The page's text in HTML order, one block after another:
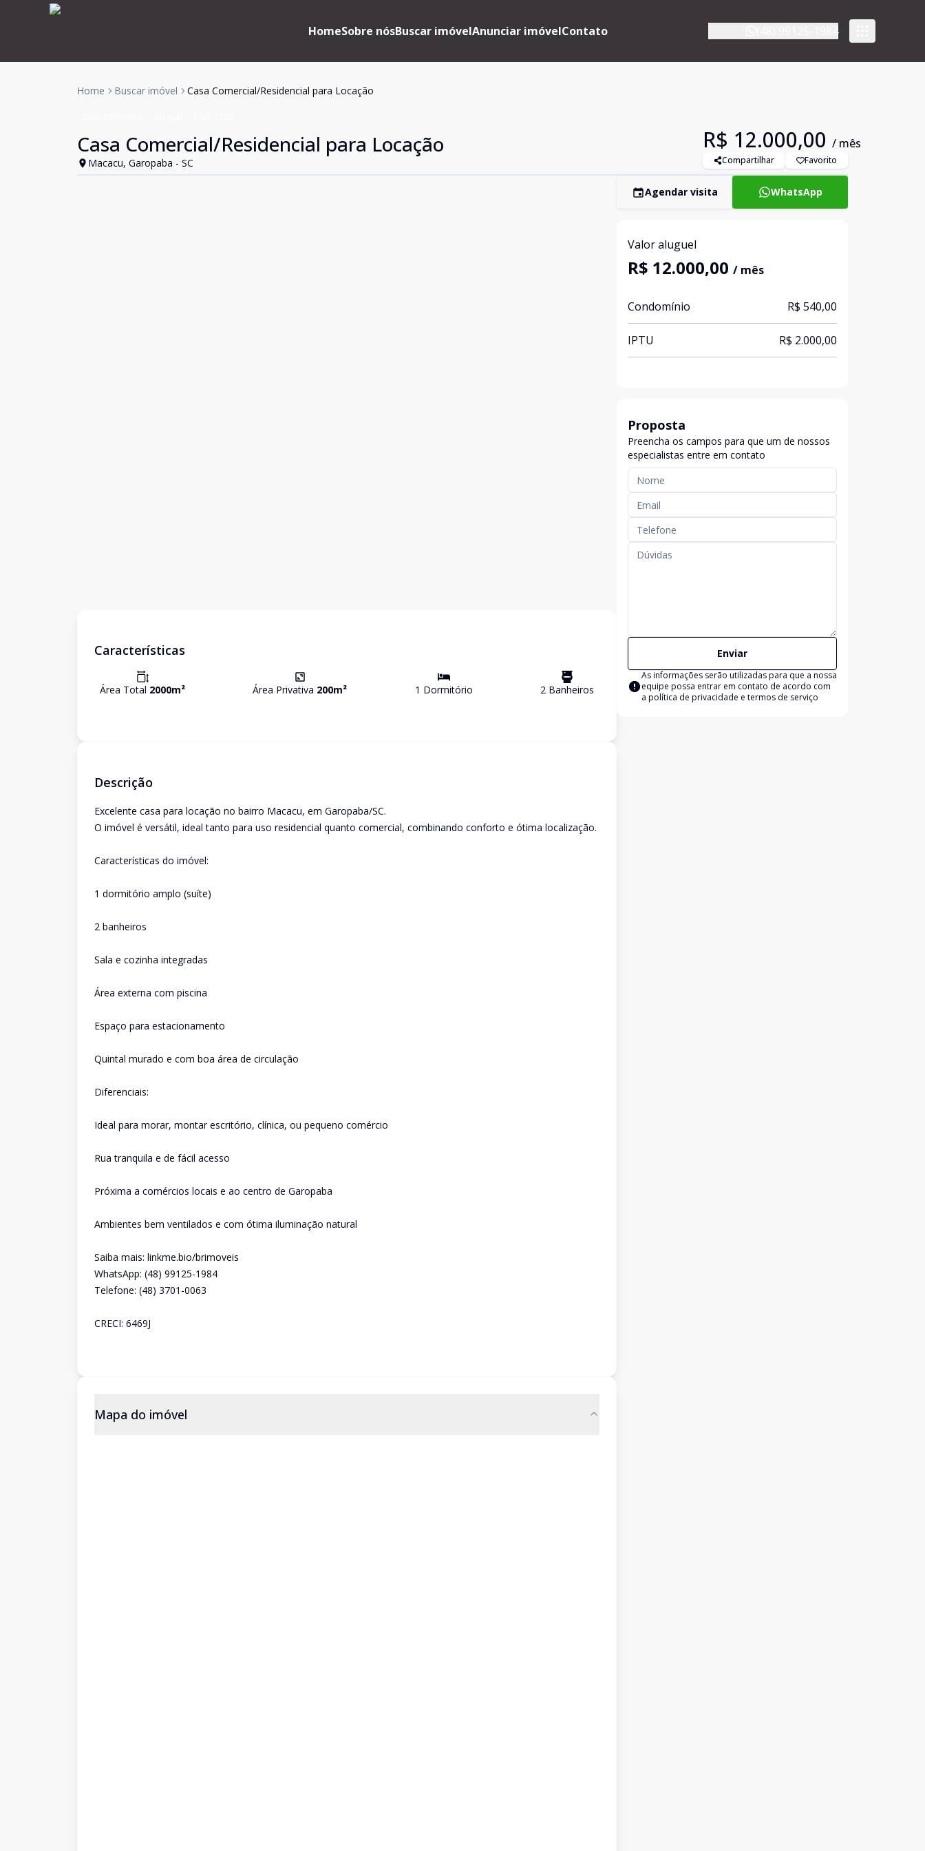
HomeSobre nósBuscar imóvelAnunciar imóvelContato
Home Buscar imóvel Casa Comercial/Residencial para Locação
Casa Comercial/Residencial para Locação
Macacu, Garopaba - SC
R$ 12.000,00 / mês
Compartilhar Favorito
Características
Área Total 2000m² Área Privativa 200m² 1 Dormitório 2Banheiros
Descrição
Excelente casa para locação no bairro Macacu, em Garopaba/SC.
O imóvel é versátil, ideal tanto para uso residencial quanto comercial, combinando conforto e ótima localização.
Características do imóvel:
1 dormitório amplo (suíte)
2 banheiros
Sala e cozinha integradas
Área externa com piscina
Espaço para estacionamento
Quintal murado e com boa área de circulação
Diferenciais:
Ideal para morar, montar escritório, clínica, ou pequeno comércio
Rua tranquila e de fácil acesso
Próxima a comércios locais e ao centro de Garopaba
Ambientes bem ventilados e com ótima iluminação natural
Saiba mais: linkme.bio/brimoveis
WhatsApp: (48) 99125-1984
Telefone: (48) 3701-0063
CRECI: 6469J
Mapa do imóvel
Agendar visita WhatsApp
Valor aluguel
R$ 12.000,00 / mês
Condomínio R$ 540,00
IPTU R$ 2.000,00
Proposta
Preencha os campos para que um de nossos
especialistas entre em contato
Enviar
As informações serão utilizadas para que a nossa
equipe possa entrar em contato de acordo com
a política de privacidade e termos de serviço